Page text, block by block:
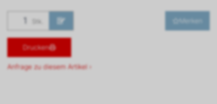
Stk. Merken
Drucken
Anfrage zu diesem Artikel ›